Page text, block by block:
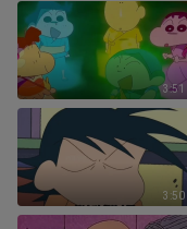
3:51
3:50